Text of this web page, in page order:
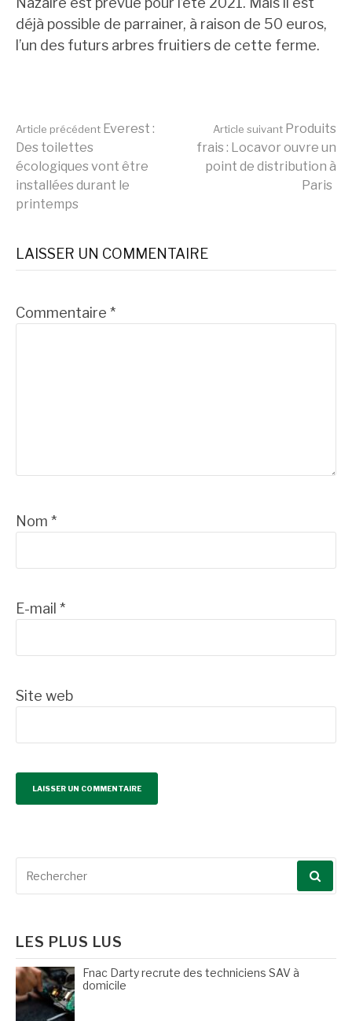
déjà possible de parrainer, à raison de 50 euros,
l’un des futurs arbres fruitiers de cette ferme.
Lire
la
suite
Article précédent Everest :
Des toilettes
écologiques vont être
installées durant le
printemps
Article suivant Produits
frais : Locavor ouvre un
point de distribution à
Paris
LAISSER UN COMMENTAIRE
Commentaire *
Nom *
E-mail *
Site web
Recherche
LES PLUS LUS
Fnac Darty recrute des techniciens SAV à
domicile